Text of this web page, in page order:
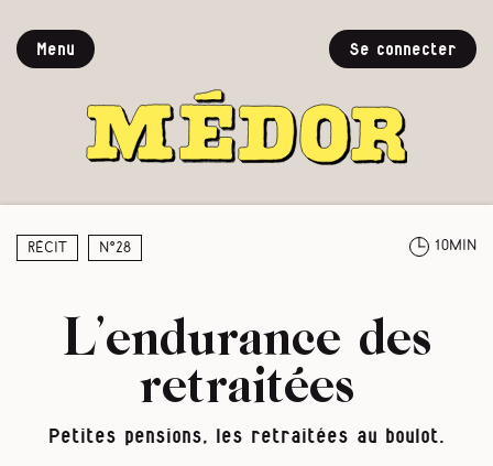
Menu Se connecter
Récit N°28 10min
L’endurance des
retraitées
Petites pensions, les retraitées au boulot.